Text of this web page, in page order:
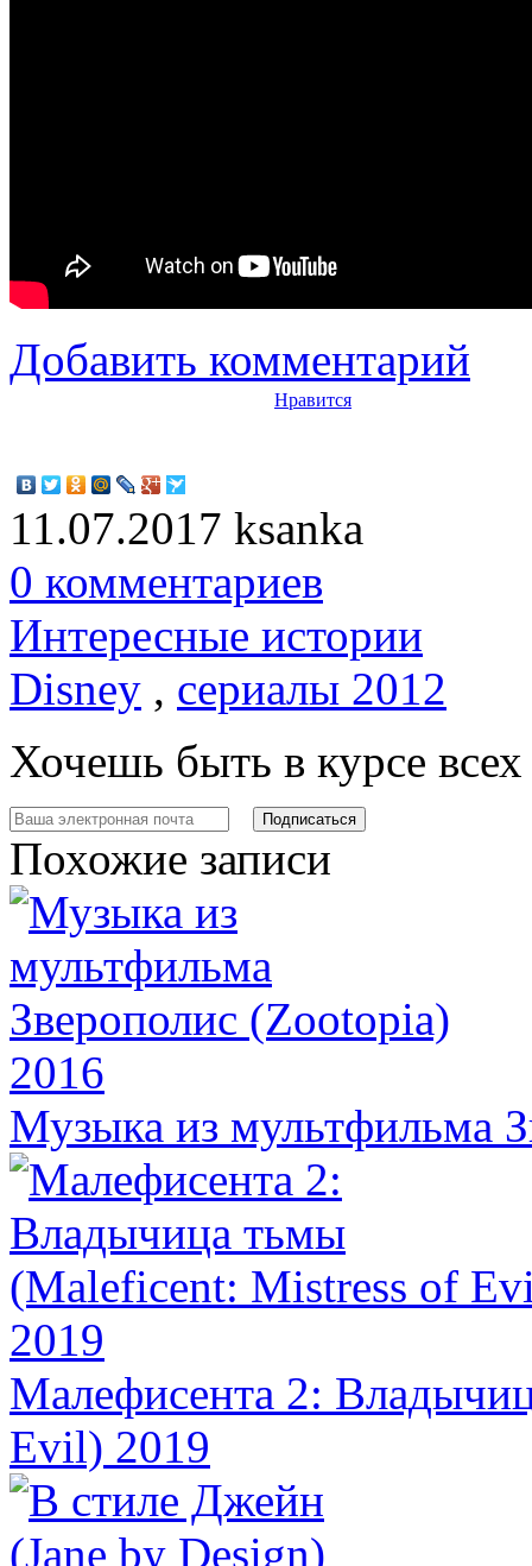
Добавить комментарий
Нравится
11.07.2017 ksanka
0 комментариев
Интересные истории
Disney , сериалы 2012
Хочешь быть в курсе
Похожие записи
Музыка из мультфильма
Малефисента 2:
Evil) 2019